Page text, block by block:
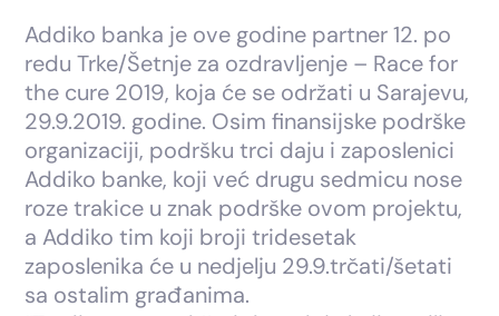
Addiko banka je ove godine partner 12. po
redu Trke/Šetnje za ozdravljenje – Race for
the cure 2019, koja će se održati u Sarajevu,
29.9.2019. godine. Osim finansijske podrške
organizaciji, podršku trci daju i zaposlenici
Addiko banke, koji već drugu sedmicu nose
roze trakice u znak podrške ovom projektu,
a Addiko tim koji broji tridesetak
zaposlenika će u nedjelju 29.9.trčati/šetati
sa ostalim građanima.